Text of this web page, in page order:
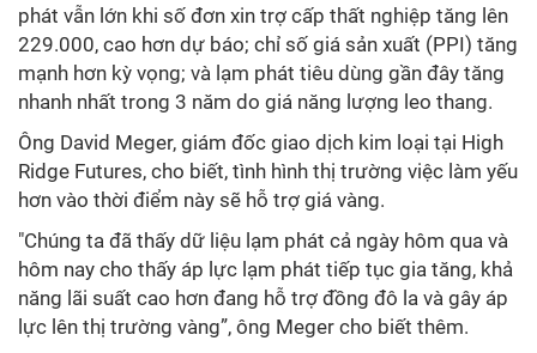
phát vẫn lớn khi số đơn xin trợ cấp thất nghiệp tăng lên
229.000, cao hơn dự báo; chỉ số giá sản xuất (PPI) tăng
mạnh hơn kỳ vọng; và lạm phát tiêu dùng gần đây tăng
nhanh nhất trong 3 năm do giá năng lượng leo thang.
Ông David Meger, giám đốc giao dịch kim loại tại High
Ridge Futures, cho biết, tình hình thị trường việc làm yếu
hơn vào thời điểm này sẽ hỗ trợ giá vàng.
"Chúng ta đã thấy dữ liệu lạm phát cả ngày hôm qua và
hôm nay cho thấy áp lực lạm phát tiếp tục gia tăng, khả
năng lãi suất cao hơn đang hỗ trợ đồng đô la và gây áp
lực lên thị trường vàng”, ông Meger cho biết thêm.